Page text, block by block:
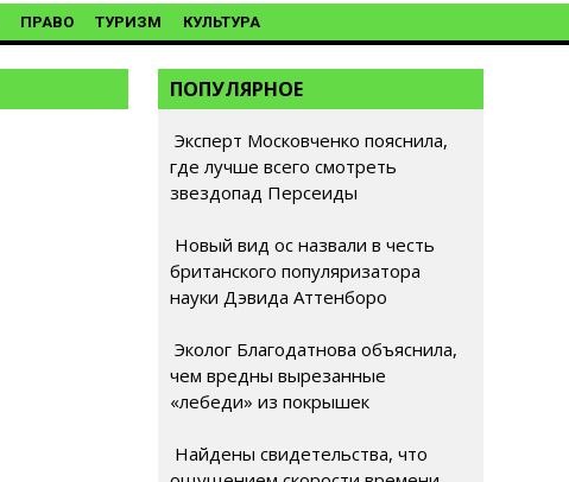
ПРАВО ТУРИЗМ КУЛЬТУРА
ПОПУЛЯРНОЕ
Эксперт Московченко пояснила,
где лучше всего смотреть
звездопад Персеиды
Новый вид ос назвали в честь
британского популяризатора
науки Дэвида Аттенборо
Эколог Благодатнова объяснила,
чем вредны вырезанные
«лебеди» из покрышек
Найдены свидетельства, что